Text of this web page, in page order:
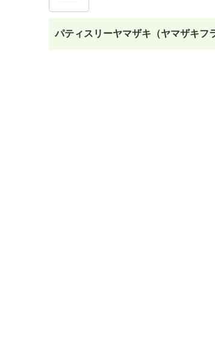
パティスリーヤマザキ（ヤマザキフ